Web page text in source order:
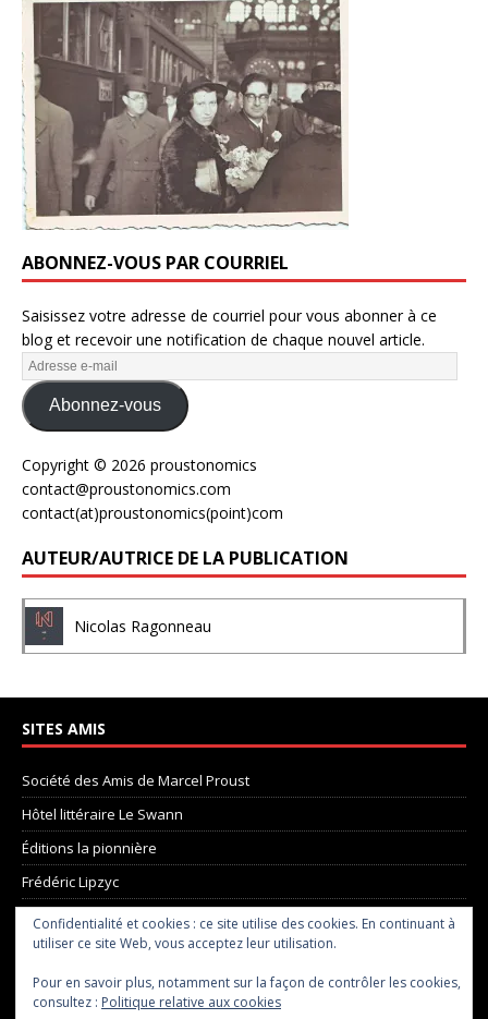
ABONNEZ-VOUS PAR COURRIEL
Saisissez votre adresse de courriel pour vous abonner à ce
blog et recevoir une notification de chaque nouvel article.
Abonnez-vous
Copyright © 2026 proustonomics
contact@proustonomics.com
contact(at)proustonomics(point)com
AUTEUR/AUTRICE DE LA PUBLICATION
Nicolas Ragonneau
SITES AMIS
Société des Amis de Marcel Proust
Hôtel littéraire Le Swann
Éditions la pionnière
Frédéric Lipzyc
La Madeleine de Proust
Pôle Proust
le site de Chris Taylor
Confidentialité et cookies : ce site utilise des cookies. En continuant à
utiliser ce site Web, vous acceptez leur utilisation.
Pour en savoir plus, notamment sur la façon de contrôler les cookies,
consultez : Politique relative aux cookies